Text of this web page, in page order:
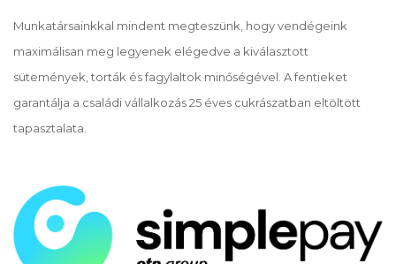
Munkatársainkkal mindent megteszünk, hogy vendégeink
maximálisan meg legyenek elégedve a kiválasztott
sütemények, torták és fagylaltok minőségével. A fentieket
garantálja a családi vállalkozás 25 éves cukrászatban eltöltött
tapasztalata.